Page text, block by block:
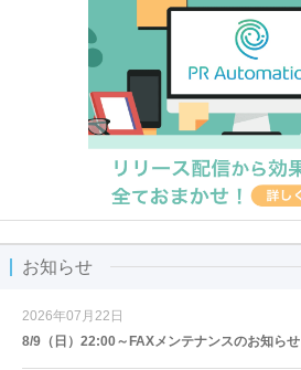
お知らせ
2026年07月22日
8/9（日）22:00～FAXメンテナンスのお知らせ